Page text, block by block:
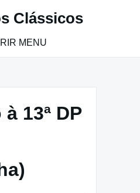
Clássicos
MENU
13ª DP